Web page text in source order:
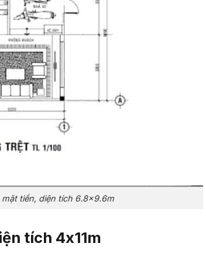
mặt tiền, diện tích 6.8×9.6m
tích 4x11m